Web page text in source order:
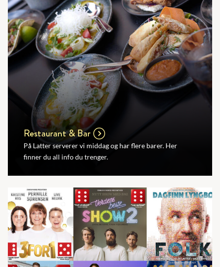
Restaurant & Bar
På Latter serverer vi middag og har flere barer. Her
finner du all info du trenger.